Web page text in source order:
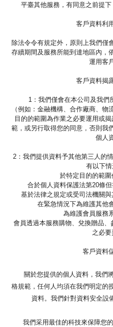
平臺其他服務，有同意之前提下
客戶資料利
除法令令有規定外，原則上我們僅
存續期間及服務所能到達地區內，
運用客
客戶資料揭
1：我們僅會在本公司及我們
（例如：金融機構、合作廠商、
目的的範圍為作業之必要運用或
範，或另行取得您的同意，否則我
個人
2：我們提供資料予其他第三人的
有以下
於特定目的的範圍
合於個人資料保護法第20條
基於法律之規定或受司法機關
在緊急情況下為維護其他
為維護會員服務
會員透過本服務購物、兌換贈品
之必要
客戶資料
關於您提供的個人資料，我們
格規範，任何人均須在我們明定的
資料。我們針對資料安全
我們采用最佳的科技來保障您